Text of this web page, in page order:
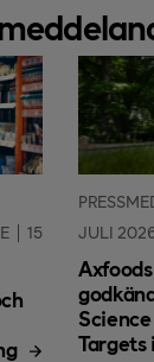
15
JULI